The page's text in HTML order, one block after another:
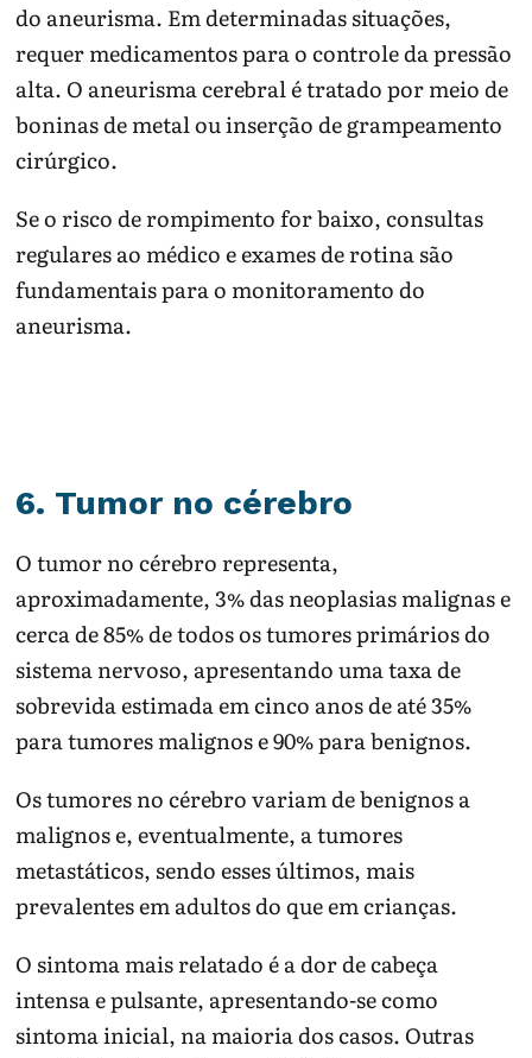
do aneurisma. Em determinadas situações,
requer medicamentos para o controle da pressão
alta. O aneurisma cerebral é tratado por meio de
boninas de metal ou inserção de grampeamento
cirúrgico.
Se o risco de rompimento for baixo, consultas
regulares ao médico e exames de rotina são
fundamentais para o monitoramento do
aneurisma.
6. Tumor no cérebro
O tumor no cérebro representa,
aproximadamente, 3% das neoplasias malignas e
cerca de 85% de todos os tumores primários do
sistema nervoso, apresentando uma taxa de
sobrevida estimada em cinco anos de até 35%
para tumores malignos e 90% para benignos.
Os tumores no cérebro variam de benignos a
malignos e, eventualmente, a tumores
metastáticos, sendo esses últimos, mais
prevalentes em adultos do que em crianças.
O sintoma mais relatado é a dor de cabeça
intensa e pulsante, apresentando-se como
sintoma inicial, na maioria dos casos. Outras